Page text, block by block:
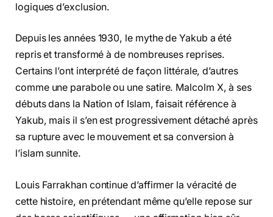
logiques d’exclusion.
Depuis les années 1930, le mythe de Yakub a été
repris et transformé à de nombreuses reprises.
Certains l’ont interprété de façon littérale, d’autres
comme une parabole ou une satire. Malcolm X, à ses
débuts dans la Nation of Islam, faisait référence à
Yakub, mais il s’en est progressivement détaché après
sa rupture avec le mouvement et sa conversion à
l’islam sunnite.
Louis Farrakhan continue d’affirmer la véracité de
cette histoire, en prétendant même qu’elle repose sur